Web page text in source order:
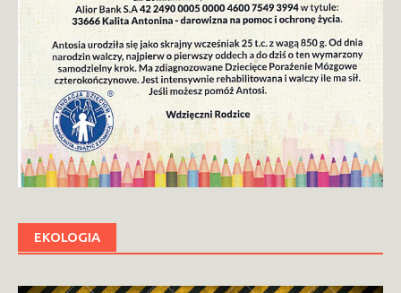
EKOLOGIA